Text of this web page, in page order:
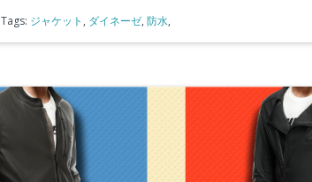
Tags: ジャケット , ダイネーゼ,防水,